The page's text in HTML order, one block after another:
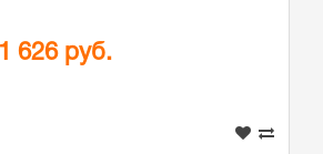
1 626 руб.